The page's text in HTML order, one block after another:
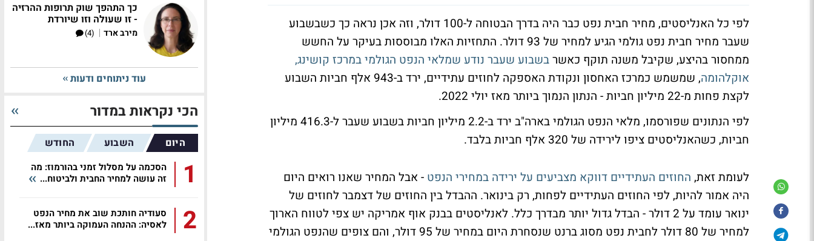
לפי כל האנליסטים, מחיר חבית נפט כבר היה בדרך הבטוחה ל-100 דולר, וזה אכן נראה כך כשבשבוע
שעבר מחיר חבית נפט גולמי הגיע למחיר של 93 דולר. התחזיות האלו מבוססות בעיקר על החשש
ממחסור בהיצע, שקיבל משנה תוקף כאשרבשבוע שעבר נודע שמלאי הנפט הגולמי במרכז קושינג,
אוקלהומה
, שמשמש כמרכז האחסון ונקודת האספקה לחוזים עתידיים, ירד ב-943 אלף חביות השבוע
לקצת פחות מ-22 מיליון חביות - הנתון הנמוך ביותר מאז יולי 2022.
לפי הנתונים שפורסמו, מלאי הנפט הגולמי בארה"ב ירד ב-2.2 מיליון חביות בשבוע שעבר ל-416.3 מיליון
חביות, כשהאנליסטים ציפו לירידה של 320 אלף חביות בלבד.
לעומת זאת, החוזים העתידיים דווקא מצביעים על ירידה במחירי הנפט - אבל המחיר שאנו רואים היום
היה אמור להיות, לפי החוזים העתידיים לפחות, רק בינואר. ההבדל בין החוזים של דצמבר לחוזים של
ינואר עומד על 2 דולר - הבדל גדול יותר מבדרך כלל. לאנליסטים בבנק אוף אמריקה יש צפי לטווח הארוך
למחיר של 80 דולר לחבית נפט מסוג ברנט שנסחרת היום במחיר של 95 דולר, והם צופים שהנפט הגולמי
כך התהפך שוק תרופות ההרזיה
- זו שעולה וזו שיורדת
מירב ארד |
(4)
עוד ניתוחים ודעות
הכי נקראות במדור
היום השבוע החודש
1
הסכמה על מסלול זמני בהורמוז: מה
זה עושה למחיר החבית ולביטוח...
2
סעודיה חותכת שוב את מחיר הנפט
לאסיה: ההנחה העמוקה ביותר מאז...